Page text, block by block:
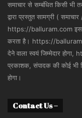
समाचार से सम्बंधित किसी भी
द्वारा प्रस्तुत सामग्री (
https://balluram.com इस
करता है। https://
देने वाला स्वयं जिम्मेदार
प्रकाशक, संपादक की कोई भी
होगा।
Contact Us –